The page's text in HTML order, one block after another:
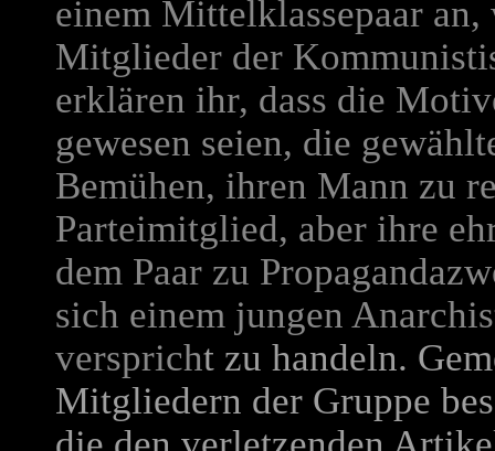
einem Mittelklassepaar
Mitglieder der
erklären ihr, dass die
gewesen seien, die
Bemühen, ihren Mann zu
Parteimitglied, aber ihre
dem Paar zu
sich einem jungen
verspricht zu handeln.
Mitgliedern der Gruppe